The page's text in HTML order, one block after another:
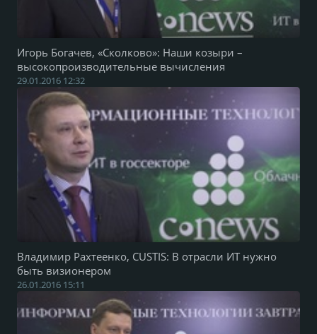
Игорь Богачев, «Сколково»: Наши козыри –
высокопроизводительные вычисления
29.01.2016 12:32
Владимир Рахтеенко, CUSTIS: В отрасли ИТ нужно
быть визионером
26.01.2016 15:11